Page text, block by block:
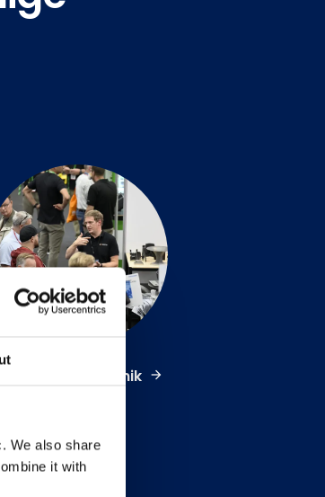
We also share
it with
Transmissionsteknik